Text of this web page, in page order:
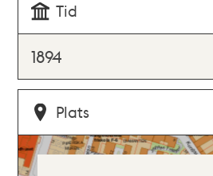
Tid
1894
Plats